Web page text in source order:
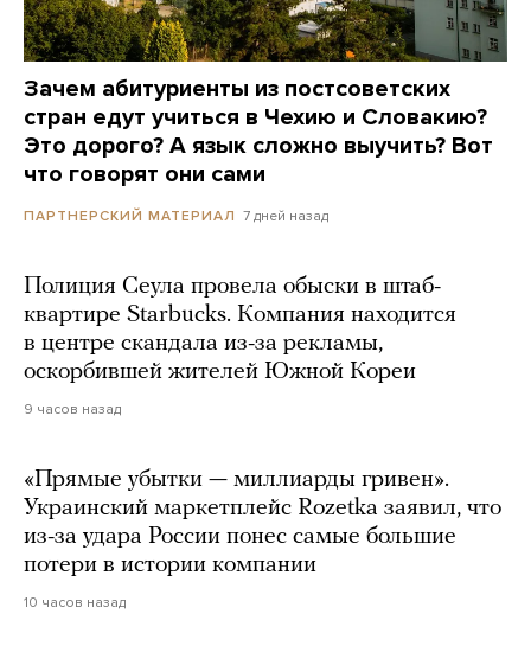
Зачем абитуриенты из постсоветских
стран едут учиться в Чехию и Словакию?
Это дорого? А язык сложно выучить? Вот
что говорят они сами
ПАРТНЕРСКИЙ МАТЕРИАЛ 7 дней назад
Полиция Сеула провела обыски в штаб-
квартире Starbucks. Компания находится
в центре скандала из-за рекламы,
оскорбившей жителей Южной Кореи
9 часов назад
«Прямые убытки — миллиарды гривен».
Украинский маркетплейс Rozetka заявил, что
из-за удара России понес самые большие
потери в истории компании
10 часов назад